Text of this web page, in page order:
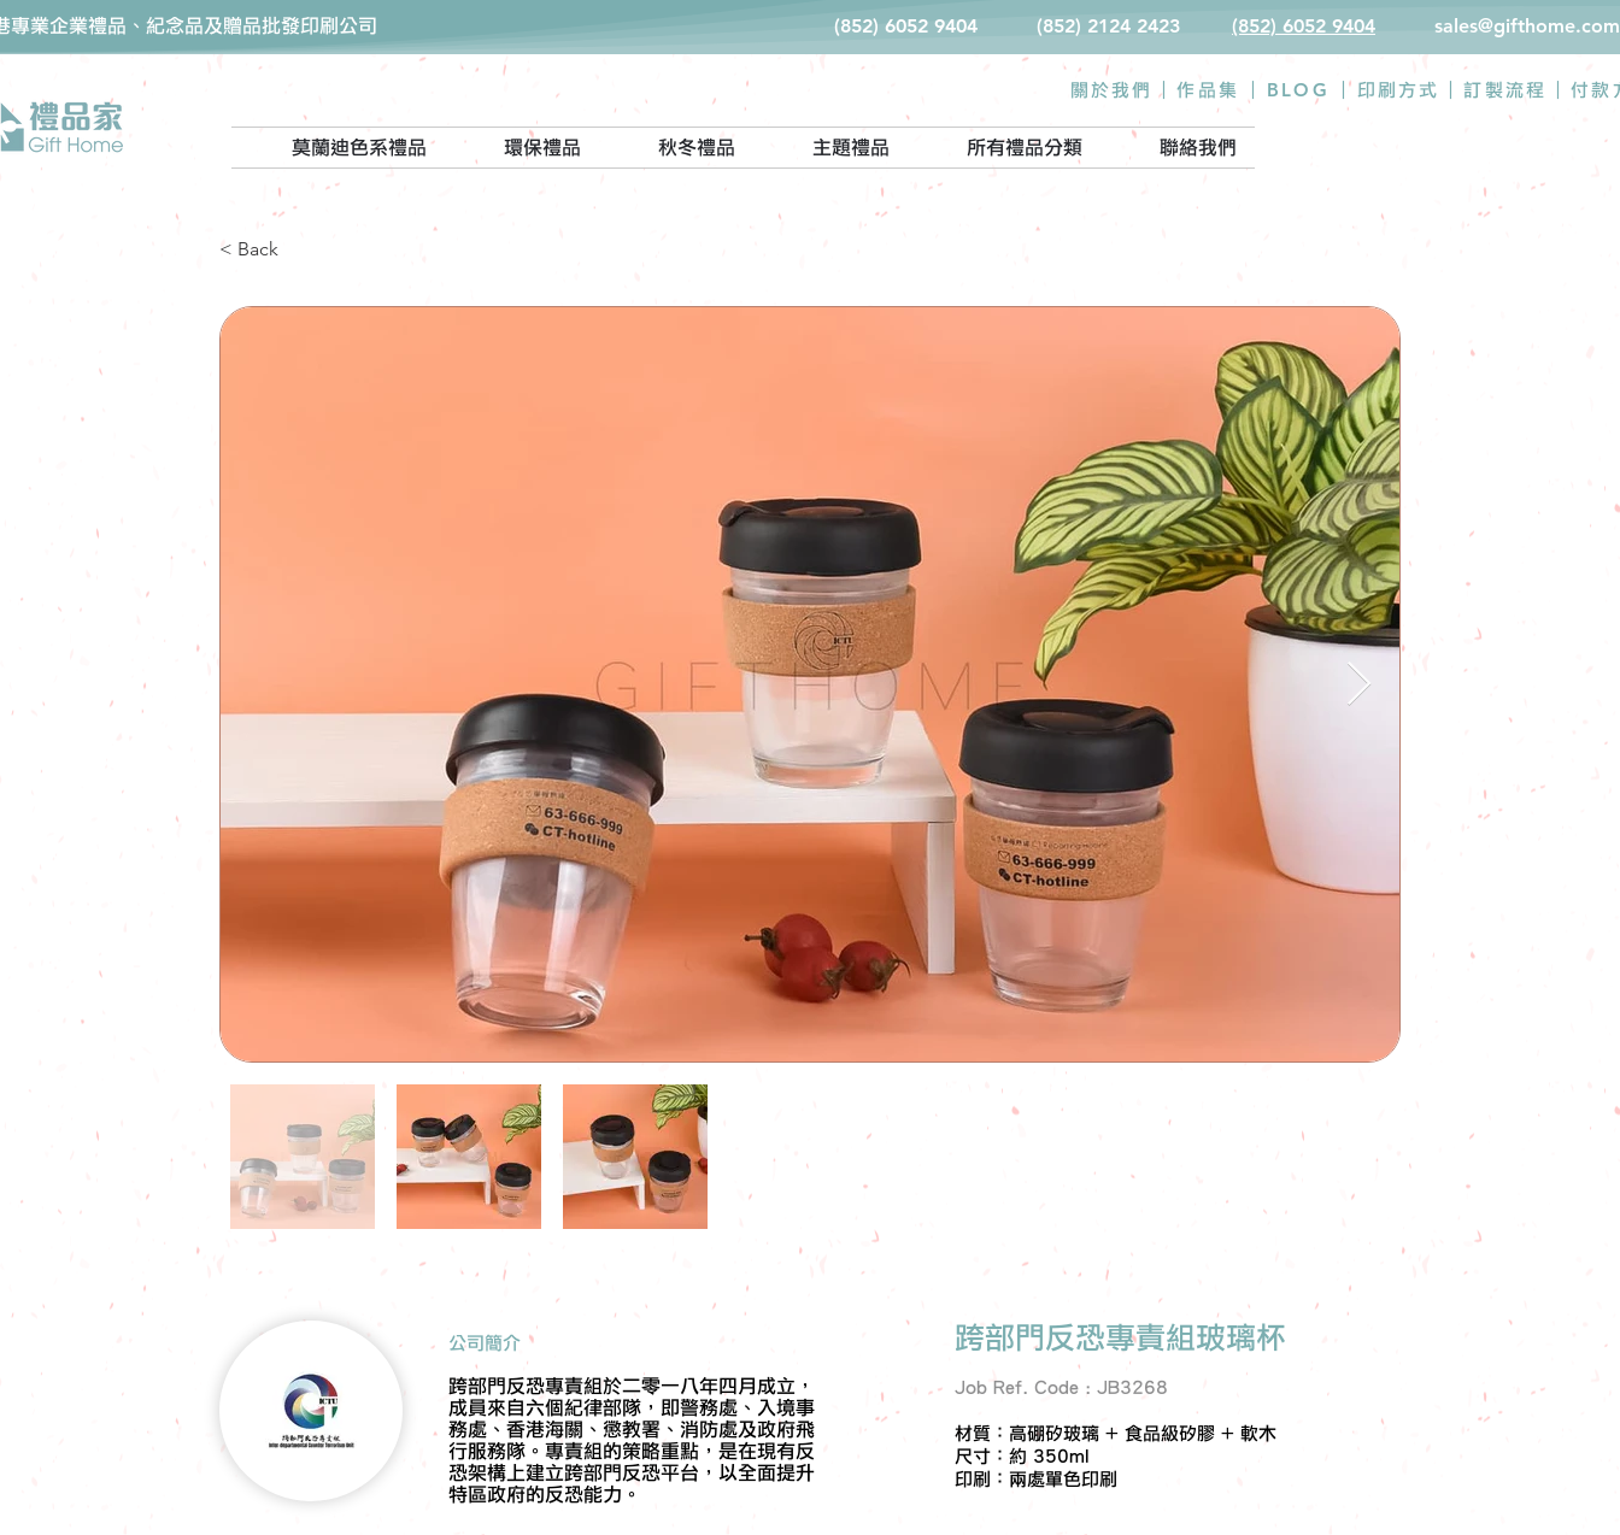
專業企業禮品、紀念品及贈品批發印刷公司 (852) 6052 9404 (852) 2124 2423 (852) 6052 9404
關於我們 | 作品集 BLOG | 印刷方式 |訂製流程 付款
莫蘭迪色系禮品 環保禮品 秋冬禮品 主題禮品 所有禮品分類 聯絡我們
< Back
​公司簡介
跨部門反恐專責組於二零一八年四月成立，
成員來自六個紀律部隊，即警務處、入境事
務處、香港海關、懲教署、消防處及政府飛
行服務隊。專責組的策略重點，是在現有反
恐架構上建立跨部門反恐平台，以全面提升
特區政府的反恐能力。
跨部門反恐專責組玻璃杯
Job Ref. Code : JB3268
材質：高硼矽玻璃 + 食品級矽膠 + 軟木
尺寸：約 350ml
印刷：兩處單色印刷